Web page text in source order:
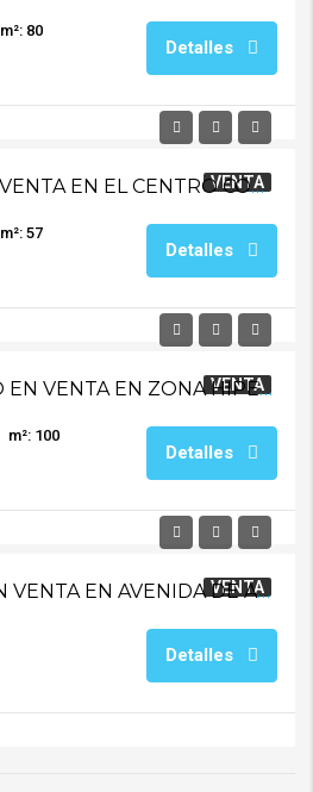
m²: 80
Detalles
VENTA
RG0723V PISO EN VENTA EN EL CENTRO CON LICENCIA TURÍSTICA
m²: 57
Detalles
VENTARG0713V PISO VPO EN VENTA EN ZONA HIPERCOR
m²: 100
Detalles
VENTARG0629V LOCAL EN VENTA EN AVENIDA DE ARCOS
Detalles